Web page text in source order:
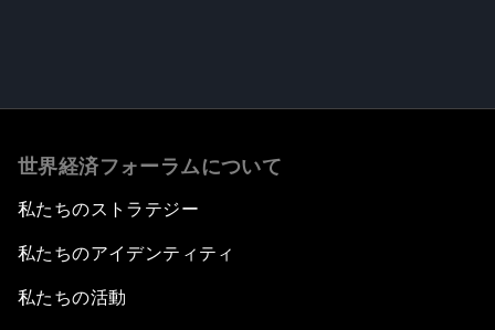
世界経済フォーラムについて
私たちのストラテジー
私たちのアイデンティティ
私たちの活動